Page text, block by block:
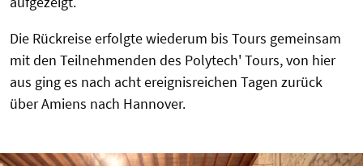
Die Rückreise erfolgte wiederum bis Tours gemeinsam
mit den Teilnehmenden des Polytech' Tours, von hier
aus ging es nach acht ereignisreichen Tagen zurück
über Amiens nach Hannover.